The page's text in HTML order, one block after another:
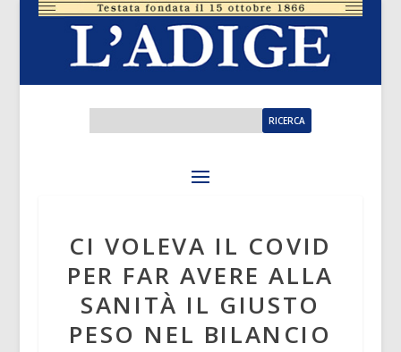
CI VOLEVA IL COVID
PER FAR AVERE ALLA
SANITÀ IL GIUSTO
PESO NEL BILANCIO